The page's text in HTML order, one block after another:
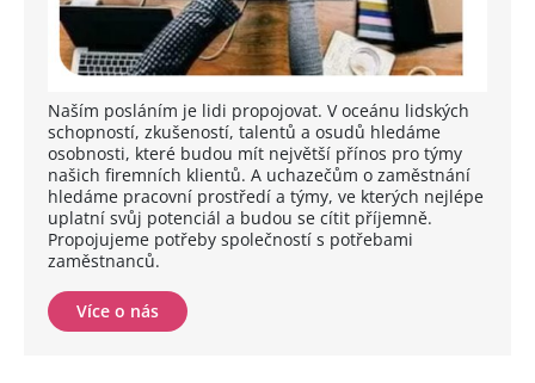
Naším posláním je lidi propojovat. V oceánu lidských
schopností, zkušeností, talentů a osudů hledáme
osobnosti, které budou mít největší přínos pro týmy
našich firemních klientů. A uchazečům o zaměstnání
hledáme pracovní prostředí a týmy, ve kterých nejlépe
uplatní svůj potenciál a budou se cítit příjemně.
Propojujeme potřeby společností s potřebami
zaměstnanců.
Více o nás